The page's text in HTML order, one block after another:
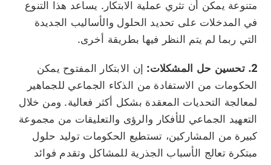
متنوعة يمكن أن تثري عملية الابتكار. يساعد هذا التنوع
في المدخلات على تحديد الحلول والأساليب الجديدة
التي ربما لم يتم النظر فيها بطريقة أخرى.
2. تحسين حل المشكلات:
إن الابتكار المفتوح يمكن
الحكومات من الاستفادة من الذكاء الجماعي للجماهير
لمعالجة التحديات المعقدة بشكل أكثر فعالية. ومن خلال
التعهيد الجماعي للأفكار والرؤى والتعليقات من مجموعة
كبيرة من المشاركين، تستطيع الحكومات توليد حلول
مبتكرة تعالج الأسباب الجذرية للمشاكل وتقدم فوائد